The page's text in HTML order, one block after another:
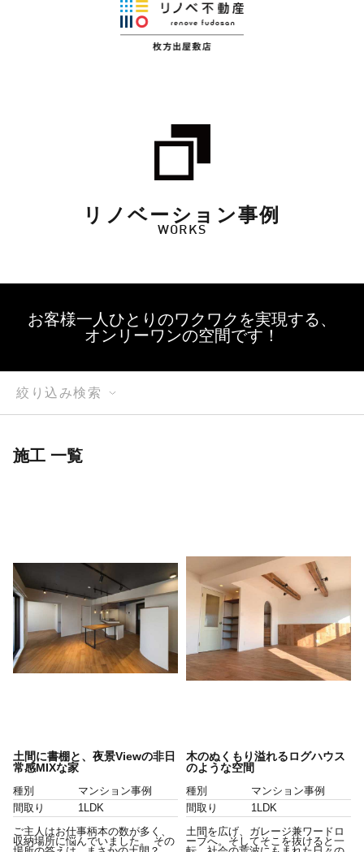
リノベーション事例
WORKS
お客様一人ひとりのワクワクを実現する、
オンリーワンの空間です！
絞り込み検索
施工 一覧
土間に書棚と、夜景Viewの非日
常感MIXな家
種別
マンション事例
間取り
1LDK
ご主人はお仕事柄本の数が多く、
収納場所に悩んでいました。 その
木のぬくもり溢れるログハウス
のような空間
種別
マンション事例
間取り
1LDK
土間を広げ、ガレージ兼ワードロ
ーブへ。そしてそこを抜けると一